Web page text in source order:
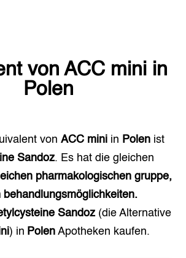
von ACC miniin
Polen
von ACC mini in Polen ist
Sandoz. Es hat die gleichen
pharmakologischen gruppe,
behandlungsmöglichkeiten.
Sandoz (die Alternative
) in PolenApotheken kaufen.